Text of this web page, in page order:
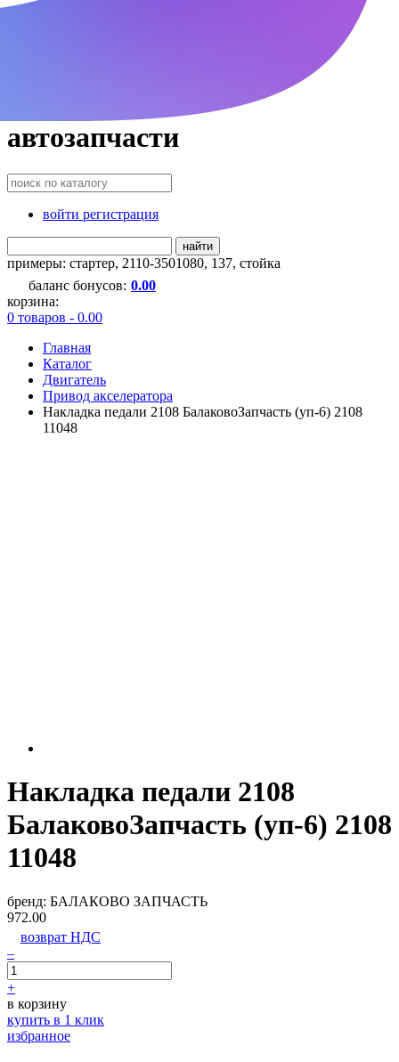
автозапчасти
войти регистрация
найти
примеры: стартер, 2110-3501080, 137, стойка
баланс бонусов: 0.00
корзина:
0 товаров - 0.00
Главная
Каталог
Двигатель
Привод акселератора
Накладка педали 2108 БалаковоЗапчасть (уп-6) 2108
11048
Накладка педали 2108
БалаковоЗапчасть (уп-6) 2108
11048
бренд: БАЛАКОВО ЗАПЧАСТЬ
972.00
возврат НДС
–
+
в корзину
купить в 1 клик
избранное